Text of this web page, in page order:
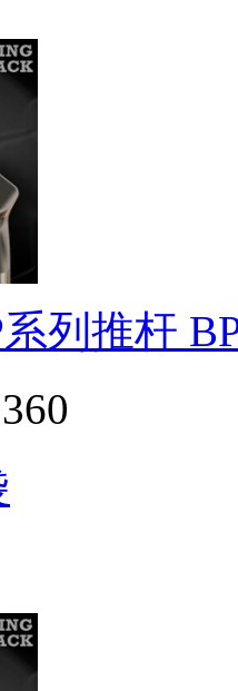
列推杆